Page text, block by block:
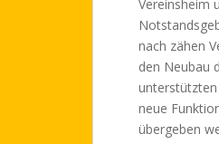
Vereinsheim
nach zähen
den Neubau
neue
übergeben